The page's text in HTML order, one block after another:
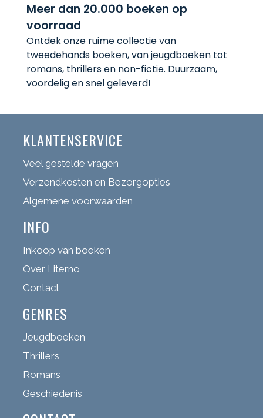
Meer dan 20.000 boeken op
voorraad
Ontdek onze ruime collectie van
tweedehands boeken, van jeugdboeken tot
romans, thrillers en non-fictie. Duurzaam,
voordelig en snel geleverd!
KLANTENSERVICE
Veel gestelde vragen
Verzendkosten en Bezorgopties
Algemene voorwaarden
INFO
Inkoop van boeken
Over Literno
Contact
GENRES
Jeugdboeken
Thrillers
Romans
Geschiedenis